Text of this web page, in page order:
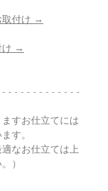
取付け →
け →
- - - - - - - - - - - -
すお仕立てには
す。
適なお仕立ては上
）